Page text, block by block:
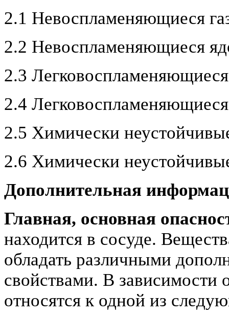
2.1 Невоспламеняющиеся
2.2 Невоспламеняющиеся
2.3
2.4
2.5 Химически
2.6 Химически
Дополнительная
Главная, основная
находится в сосуде.
обладать различными
свойствами. В зависимости
относятся к одной из